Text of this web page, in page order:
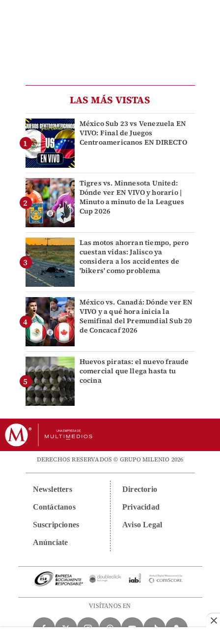
LAS MÁS VISTAS
México Sub 23 vs Venezuela EN
VIVO: Final de Juegos
Centroamericanos EN DIRECTO
Tigres vs. Minnesota United:
Dónde ver EN VIVO y horario |
Minuto a minuto de la Leagues
Cup 2026
Las motos ahorran tiempo, pero
cuestan vidas: Jalisco ya
considera a los accidentes de
'bikers' como problema
México vs. Canadá: Dónde ver EN
VIVO y a qué hora inicia la
Semifinal del Premundial Sub 20
de Concacaf 2026
Huevos piratas: el nuevo fraude
comercial que llega hasta tu
cocina
DERECHOS RESERVADOS © GRUPO MILENIO 2026
Newsletters
Contáctanos
Suscripciones
Anúnciate
Directorio
Privacidad
Aviso Legal
VISÍTANOS EN